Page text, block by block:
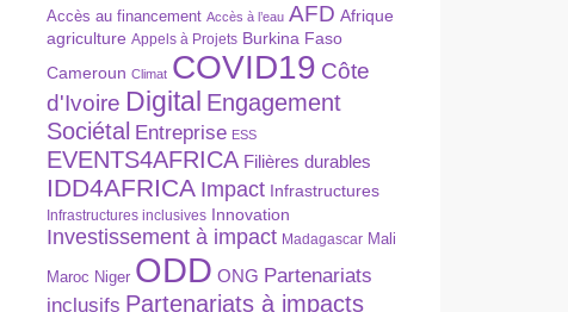
Accès au financement Accès à l’eau AFD Afrique
agriculture Appels à Projets Burkina Faso
Cameroun Climat COVID19 Côte
d'Ivoire Digital Engagement
Sociétal Entreprise ESS
EVENTS4AFRICA Filières durables
IDD4AFRICA Impact Infrastructures
Infrastructures inclusives Innovation
Investissement à impact Madagascar Mali
Maroc Niger ODD ONG Partenariats
inclusifs Partenariats à impacts